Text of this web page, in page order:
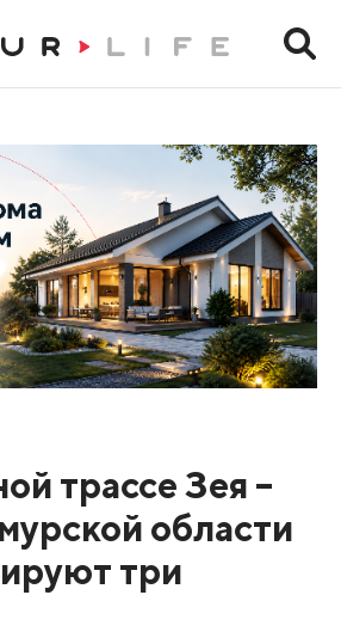
трассе Зея –
области
три